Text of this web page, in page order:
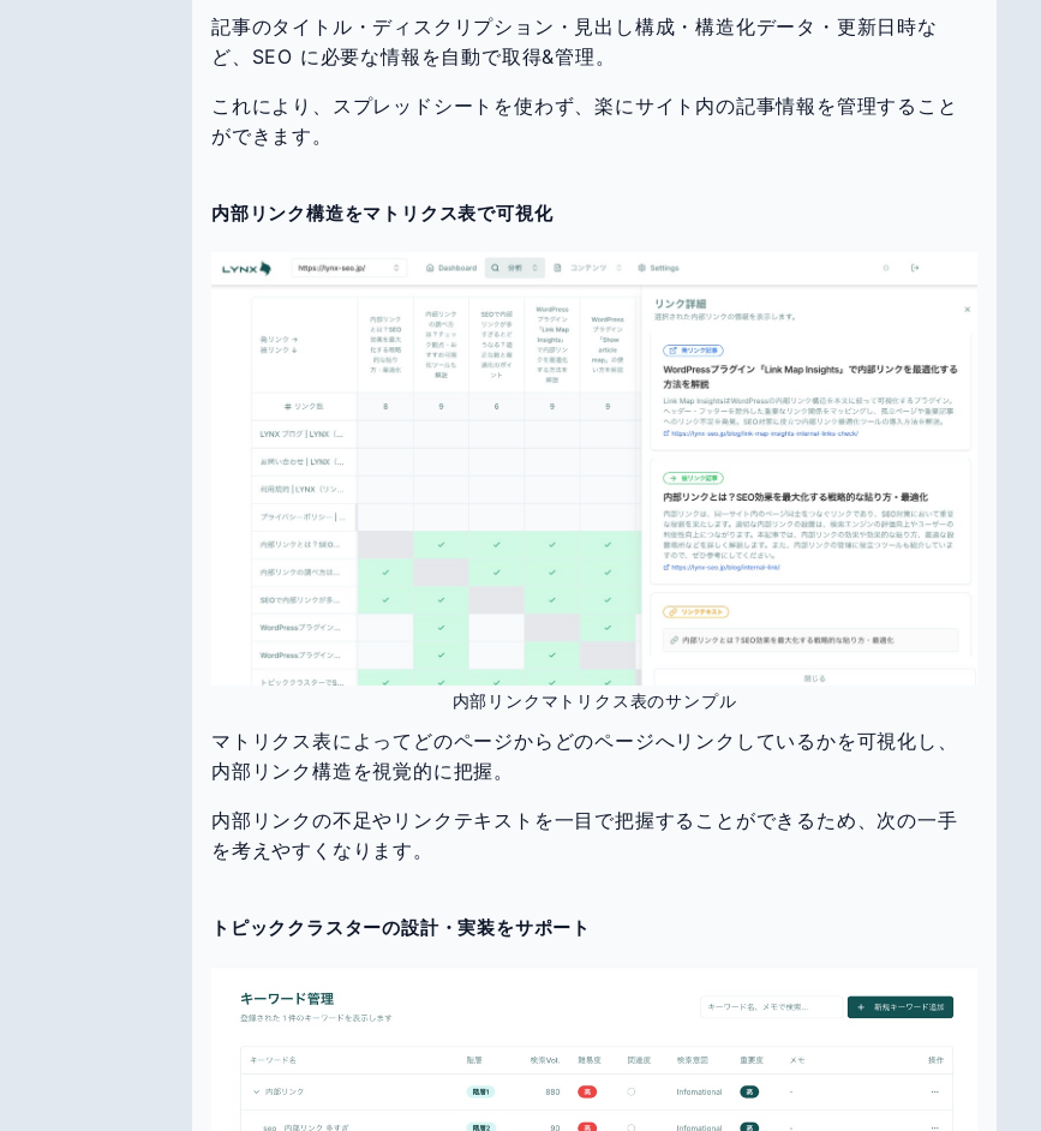
記事のタイトル・ディスクリプション・見出し構成・構造化データ・更新日時な
ど、SEO に必要な情報を自動で取得&管理。
これにより、スプレッドシートを使わず、楽にサイト内の記事情報を管理すること
ができます。
内部リンク構造をマトリクス表で可視化
内部リンクマトリクス表のサンプル
マトリクス表によってどのページからどのページへリンクしているかを可視化し、
内部リンク構造を視覚的に把握。
内部リンクの不足やリンクテキストを一目で把握することができるため、次の一手
を考えやすくなります。
トピッククラスターの設計・実装をサポート